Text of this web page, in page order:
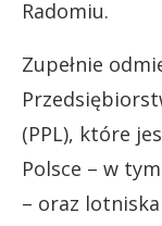
Radomiu.
Zupełnie
(PPL), które
Polsce – w
– oraz